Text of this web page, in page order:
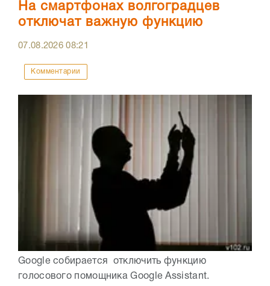
На смартфонах волгоградцев
отключат важную функцию
07.08.202608:21
Комментарии
Google собирается отключить функцию
голосового помощника Google Assistant.